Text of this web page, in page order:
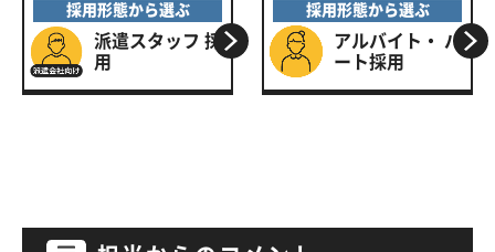
採用形態から選ぶ
派遣スタッフ 採
用
採用形態から選ぶ
アルバイト・
パ
ート採用